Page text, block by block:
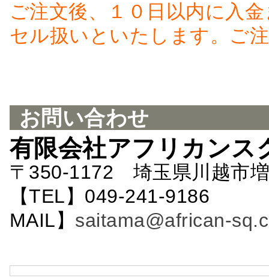
ご注文後、１０日以内に入
セル扱いといたします。ご
お問い合わせ
有限会社アフリカンス
〒350-1172 埼玉県川越市
【TEL】049-241-
MAIL】 saitama@african-